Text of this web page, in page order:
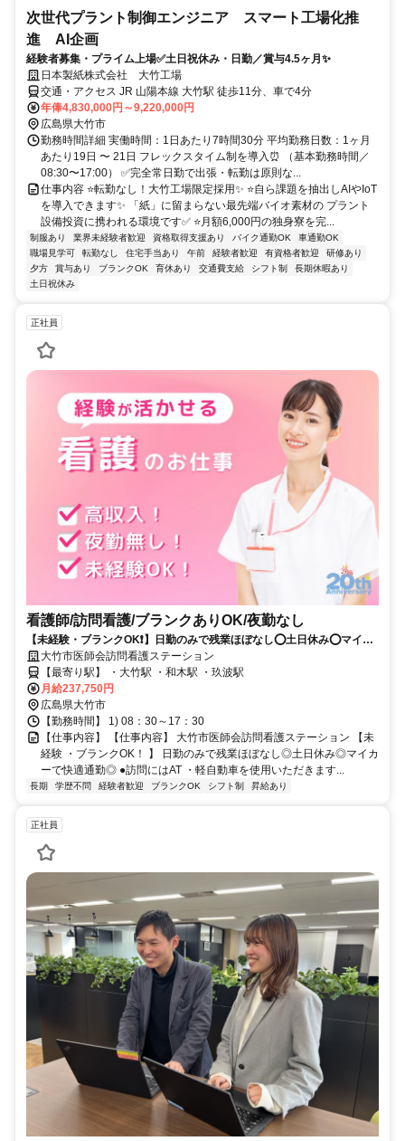
次世代プラント制御エンジニア スマート工場化推
進 AI企画
経験者募集・プライム上場✅土日祝休み・日勤／賞与4.5ヶ月✨
日本製紙株式会社 大竹工場
交通・アクセス JR 山陽本線 大竹駅 徒歩11分、車で4分
年俸4,830,000円～9,220,000円
広島県大竹市
勤務時間詳細 実働時間：1日あたり7時間30分 平均勤務日数：1ヶ月
あたり19日 〜 21日 フレックスタイム制を導入⏰ （基本勤務時間／
08:30〜17:00） ✅完全常日勤で出張・転勤は原則な...
仕事内容 ⭐転勤なし！大竹工場限定採用✨ ⭐自ら課題を抽出しAIやIoT
を導入できます✨ 「紙」に留まらない最先端バイオ素材の プラント
設備投資に携われる環境です✅ ⭐月額6,000円の独身寮を完...
制服あり 業界未経験者歓迎 資格取得支援あり バイク通勤OK
車通勤OK
職場見学可
転勤なし 住宅手当あり 午前 経験者歓迎 有資格者歓迎
研修あり
夕方
賞与あり ブランクOK 育休あり 交通費支給 シフト制
長期休暇あり
土日祝休み
正社員
看護師/訪問看護/ブランクありOK/夜勤なし
【未経験・ブランクOK❗️】日勤のみで残業ほぼなし⭕土日休み⭕マイカ
ーで快適通勤⭕
大竹市医師会訪問看護ステーション
【最寄り駅】 ・大竹駅 ・和木駅 ・玖波駅
月給237,750円
広島県大竹市
【勤務時間】 1) 08：30～17：30
【仕事内容】 【仕事内容】 大竹市医師会訪問看護ステーション 【未
経験 ・ブランクOK！ 】 日勤のみで残業ほぼなし◎土日休み◎マイカ
ーで快適通勤◎ ●訪問にはAT ・軽自動車を使用いただきます...
長期 学歴不問 経験者歓迎 ブランクOK シフト制 昇給あり
正社員